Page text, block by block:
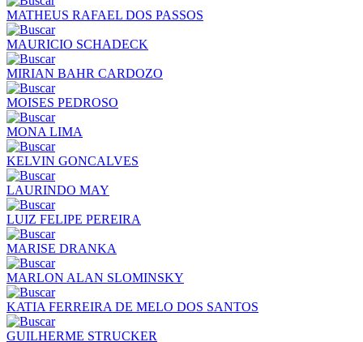
MATHEUS RAFAEL DOS PASSOS
MAURICIO SCHADECK
MIRIAN BAHR CARDOZO
MOISES PEDROSO
MONA LIMA
KELVIN GONCALVES
LAURINDO MAY
LUIZ FELIPE PEREIRA
MARISE DRANKA
MARLON ALAN SLOMINSKY
KATIA FERREIRA DE MELO DOS SANTOS
GUILHERME STRUCKER